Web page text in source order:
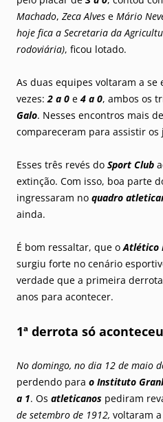
Machado, Zeca Alves e Mário
hoje fica a Secretaria da
rodoviária), ficou lotado.
As duas equipes voltaram a
vezes:2 a 0 e 4 a 0, ambos os
Galo. Nesses encontros mais de
compareceram para assistir os
Esses três revés do Sport Club
extinção. Com isso, boa parte
ingressaram no quadro
ainda.
É bom ressaltar, que oAtlético
surgiu forte no cenário
verdade que a primeira
anos para acontecer.
1ª derrota só
No domingo, no dia 12 de maio
perdendo para o Instituto
a 1. Os atleticanos pediram
de setembro de 1912, voltaram